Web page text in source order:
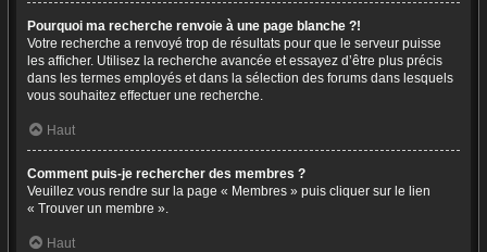
Pourquoi ma recherche renvoie à une page blanche ?!
Votre recherche a renvoyé trop de résultats pour que le serveur puisse
les afficher. Utilisez la recherche avancée et essayez d’être plus précis
dans les termes employés et dans la sélection des forums dans lesquels
vous souhaitez effectuer une recherche.
Haut
Comment puis-je rechercher des membres ?
Veuillez vous rendre sur la page « Membres » puis cliquer sur le lien
« Trouver un membre ».
Haut